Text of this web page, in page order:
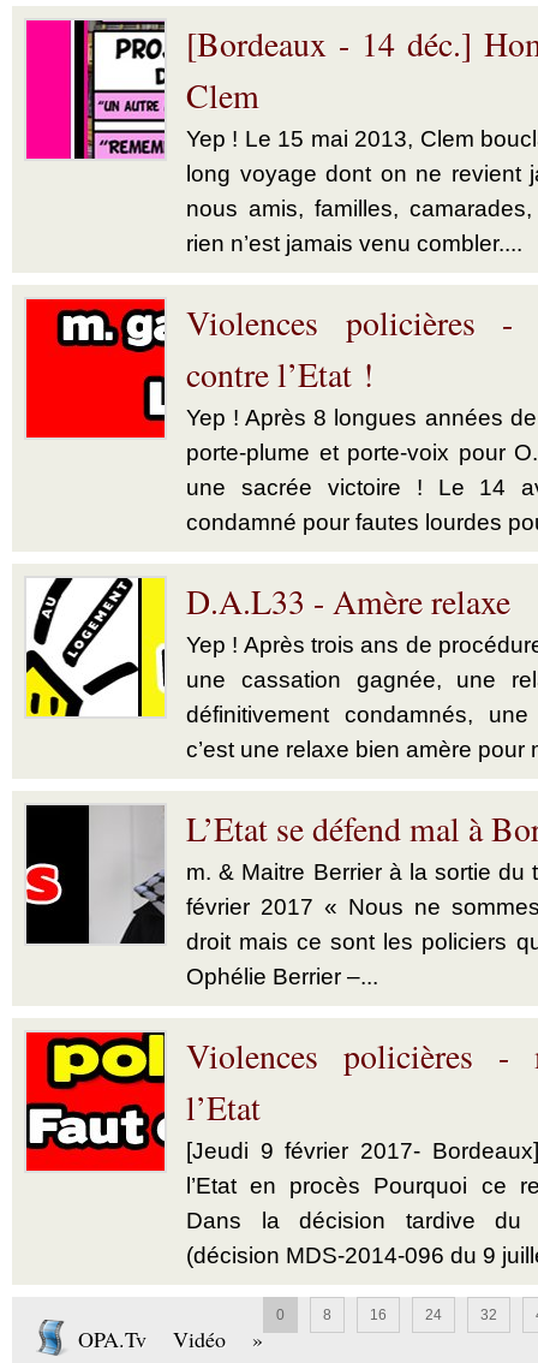
[Bordeaux - 14 déc.]
Clem
Yep ! Le 15 mai 2013, Clem
long voyage dont on ne revient
nous amis, familles,
rien n’est jamais venu combler....
Violences policières -
contre l’Etat !
Yep ! Après 8 longues années
porte-plume et porte-voix pour
une sacrée victoire ! Le 14
condamné pour fautes lourdes
D.A.L33 - Amère relaxe
Yep ! Après trois ans de
une cassation gagnée, une
définitivement condamnés,
c’est une relaxe bien amère pour
L’Etat se défend mal à
m. & Maitre Berrier à la sortie du
février 2017 « Nous ne
droit mais ce sont les policiers
Ophélie Berrier –...
Violences policières -
l’Etat
[Jeudi 9 février 2017-
l’Etat en procès Pourquoi ce
Dans la décision tardive du
(décision MDS-2014-096 du 9
0 8 16 24 32
OPA.Tv Vidéo »